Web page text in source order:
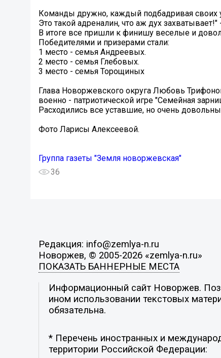
Команды дружно, каждый подбадривая своих
Это такой адреналин, что аж дух
В итоге все пришли к финишу веселые и
Победителями и призерами стали:
1 место - семья Андреевых.
2 место - семья Глебовых.
3 место - семья Торощиных
Глава Новоржевского округа Любовь
военно - патриотической игре "Семейная
Расходились все уставшие, но очень
Фото Ларисы Алексеевой.
Группа газеты "Земля новоржевская"
36
Редакция: info@zemlya-n.ru
Новоржев, © 2005-2026 «zemlya-n.ru»
ПОКАЗАТЬ БАННЕРНЫЕ МЕСТА
Информационный сайт Новоржев.
ином использовании текстовых
обязательна.
* Перечень иностранных и
территории Российской Федерации: